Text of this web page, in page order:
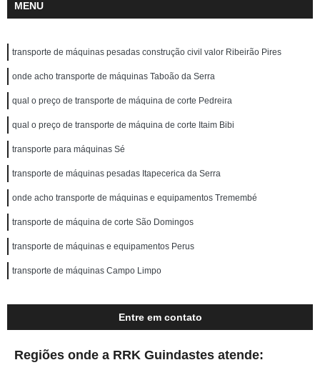
MENU
transporte de máquinas pesadas construção civil valor Ribeirão Pires
onde acho transporte de máquinas Taboão da Serra
qual o preço de transporte de máquina de corte Pedreira
qual o preço de transporte de máquina de corte Itaim Bibi
transporte para máquinas Sé
transporte de máquinas pesadas Itapecerica da Serra
onde acho transporte de máquinas e equipamentos Tremembé
transporte de máquina de corte São Domingos
transporte de máquinas e equipamentos Perus
transporte de máquinas Campo Limpo
Entre em contato
Regiões onde a RRK Guindastes atende: